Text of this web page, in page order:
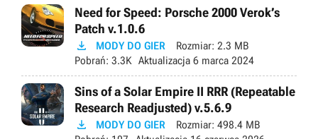
Need for Speed: Porsche 2000 Verok’s
Patch v.1.0.6
 MODY DO GIER Rozmiar: 2.3 MB
Pobrań: 3.3K Aktualizacja 6 marca 2024
Sins of a Solar Empire II RRR (Repeatable
Research Readjusted) v.5.6.9
 MODY DO GIER Rozmiar: 498.4 MB